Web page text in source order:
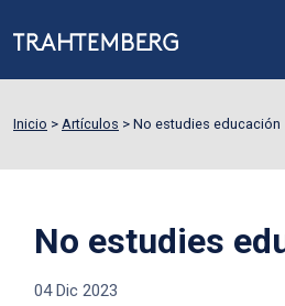
Inicio > Artículos > No estudies educación
No estudies
04 Dic 2023